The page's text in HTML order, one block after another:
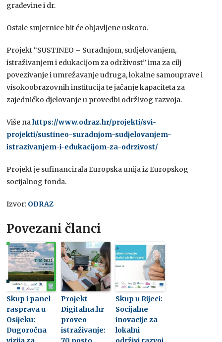
građevine i dr.
Ostale smjernice bit će objavljene uskoro.
Projekt “SUSTINEO – Suradnjom, sudjelovanjem,
istraživanjem i edukacijom za održivost” ima za cilj
povezivanje i umrežavanje udruga, lokalne samouprave i
visokoobrazovnih institucija te jačanje kapaciteta za
zajedničko djelovanje u provedbi održivog razvoja.
Više nahttps://www.odraz.hr/projekti/svi-
projekti/sustineo-suradnjom-sudjelovanjem-
istrazivanjem-i-edukacijom-za-odrzivost/
Projekt je sufinancirala Europska unija iz Europskog
socijalnog fonda.
Izvor: ODRAZ
Povezani članci
Skup i panel
rasprava u
Osijeku:
Dugoročna
Projekt
Digitalna.hr
proveo
istraživanje:
Skup u Rijeci:
Socijalne
inovacije za
lokalni